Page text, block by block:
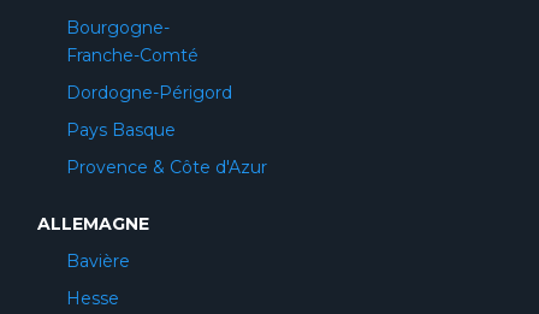
Bourgogne-
Franche-Comté
Dordogne-Périgord
Pays Basque
Provence & Côte d'Azur
ALLEMAGNE
Bavière
Hesse